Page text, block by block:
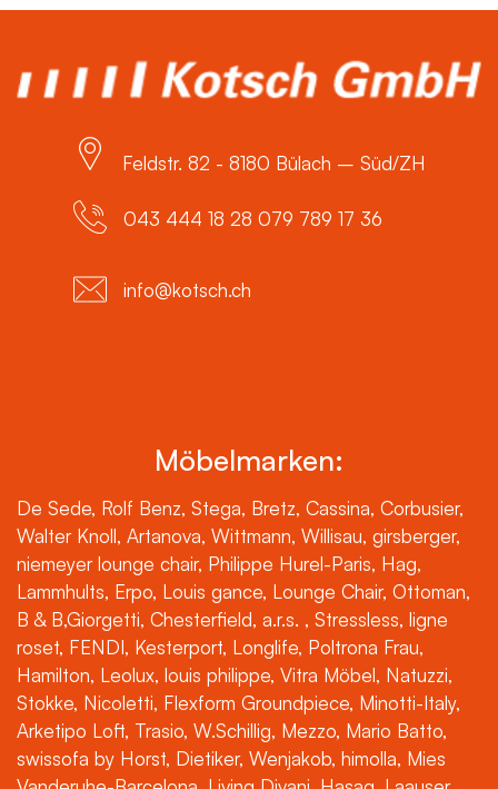
Feldstr. 82 - 8180 Bülach – Süd/ZH
043 444 18 28 079 789 17 36
info@kotsch.ch
Möbelmarken:
De Sede, Rolf Benz, Stega, Bretz, Cassina, Corbusier,
Walter Knoll, Artanova, Wittmann, Willisau, girsberger,
niemeyer lounge chair, Philippe Hurel-Paris, Hag,
Lammhults, Erpo, Louis gance, Lounge Chair, Ottoman,
B & B,Giorgetti, Chesterfield, a.r.s. , Stressless, ligne
roset, FENDI, Kesterport, Longlife, Poltrona Frau,
Hamilton, Leolux, louis philippe, Vitra Möbel, Natuzzi,
Stokke, Nicoletti, Flexform Groundpiece, Minotti-Italy,
Arketipo Loft, Trasio, W.Schillig, Mezzo, Mario Batto,
swissofa by Horst, Dietiker, Wenjakob, himolla, Mies